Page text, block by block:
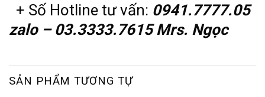
+ Số Hotline tư vấn: 0941.7777.05
zalo – 03.3333.7615 Mrs. Ngọc
SẢN PHẨM TƯƠNG TỰ